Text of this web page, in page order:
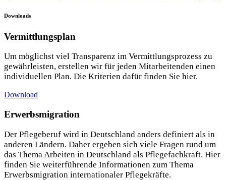
Downloads
Vermittlungsplan
Um möglichst viel Transparenz im Vermittlungsprozess zu
gewährleisten, erstellen wir für jeden Mitarbeitenden einen
individuellen Plan. Die Kriterien dafür finden Sie hier.
Download
Erwerbsmigration
Der Pflegeberuf wird in Deutschland anders definiert als in
anderen Ländern. Daher ergeben sich viele Fragen rund um
das Thema Arbeiten in Deutschland als Pflegefachkraft. Hier
finden Sie weiterführende Informationen zum Thema
Erwerbsmigration internationaler Pflegekräfte.